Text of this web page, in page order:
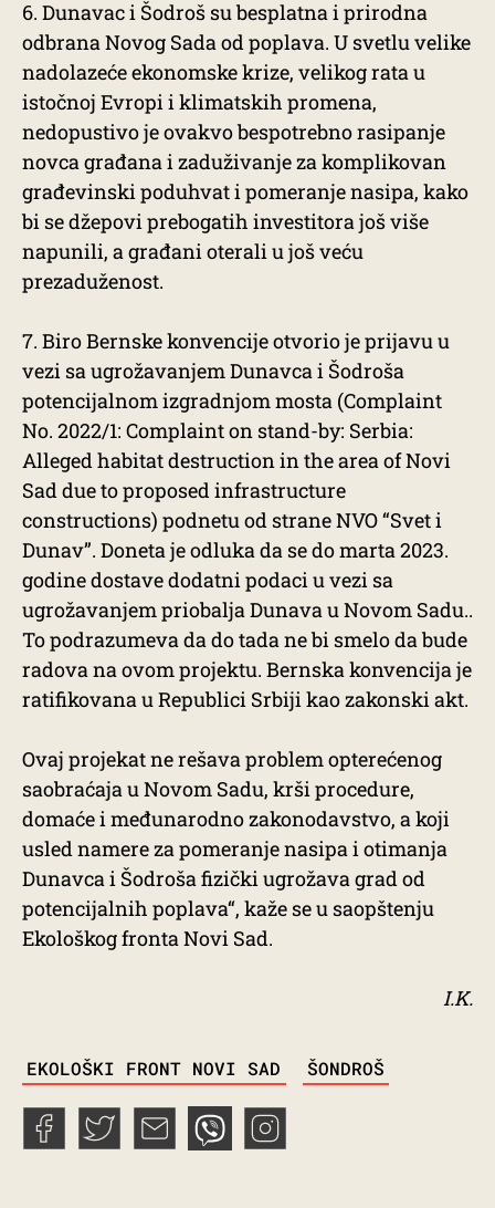
6. Dunavac i Šodroš su besplatna i prirodna
odbrana Novog Sada od poplava. U svetlu velike
nadolazeće ekonomske krize, velikog rata u
istočnoj Evropi i klimatskih promena,
nedopustivo je ovakvo bespotrebno rasipanje
novca građana i zaduživanje za komplikovan
građevinski poduhvat i pomeranje nasipa, kako
bi se džepovi prebogatih investitora još više
napunili, a građani oterali u još veću
prezaduženost.
7. Biro Bernske konvencije otvorio je prijavu u
vezi sa ugrožavanjem Dunavca i Šodroša
potencijalnom izgradnjom mosta (Complaint
No. 2022/1: Complaint on stand-by: Serbia:
Alleged habitat destruction in the area of Novi
Sad due to proposed infrastructure
constructions) podnetu od strane NVO “Svet i
Dunav”. Doneta je odluka da se do marta 2023.
godine dostave dodatni podaci u vezi sa
ugrožavanjem priobalja Dunava u Novom Sadu..
To podrazumeva da do tada ne bi smelo da bude
radova na ovom projektu. Bernska konvencija je
ratifikovana u Republici Srbiji kao zakonski akt.
Ovaj projekat ne rešava problem opterećenog
saobraćaja u Novom Sadu, krši procedure,
domaće i međunarodno zakonodavstvo, a koji
usled namere za pomeranje nasipa i otimanja
Dunavca i Šodroša fizički ugrožava grad od
potencijalnih poplava“, kaže se u saopštenju
Ekološkog fronta Novi Sad.
I.K.
EKOLOŠKI FRONT NOVI SAD ŠONDROŠ